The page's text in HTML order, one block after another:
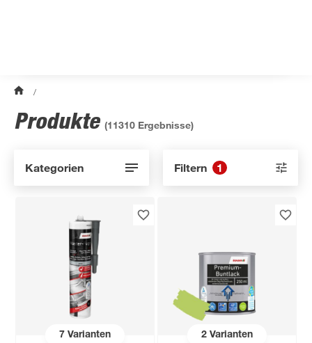
/
Produkte (11310 Ergebnisse)
Kategorien Filtern 1
7Varianten 2Varianten